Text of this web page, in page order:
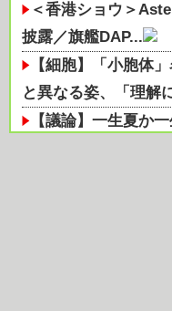
＜香港ショウ＞
披露／旗艦DAP...
【細胞】「小胞体
と異なる姿、「理解
【議論】一生夏か